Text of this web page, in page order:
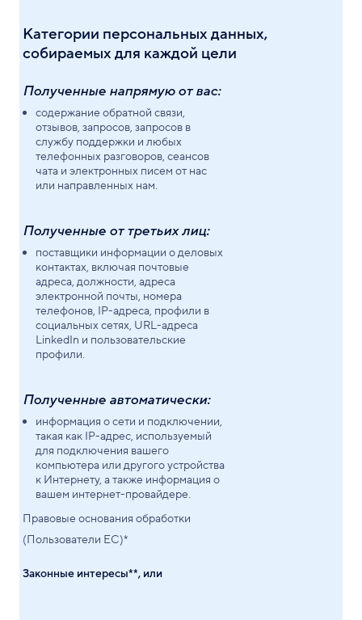
Категории персональных данных,
собираемых для каждой цели
Полученные напрямую от вас:
содержание обратной связи,
отзывов, запросов, запросов в
службу поддержки и любых
телефонных разговоров, сеансов
чата и электронных писем от нас
или направленных нам.
Полученные от третьих лиц:
поставщики информации о деловых
контактах, включая почтовые
адреса, должности, адреса
электронной почты, номера
телефонов, IP-адреса, профили в
социальных сетях, URL-адреса
LinkedIn и пользовательские
профили.
Полученные автоматически:
информация о сети и подключении,
такая как IP-адрес, используемый
для подключения вашего
компьютера или другого устройства
к Интернету, а также информация о
вашем интернет-провайдере.
Правовые основания обработки
(Пользователи ЕС)*
Законные интересы**, или